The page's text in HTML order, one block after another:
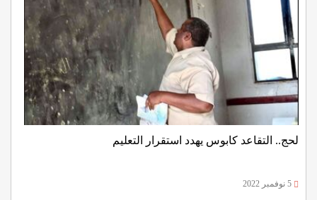
لحج.. التقاعد كابوس يهدد استقرار التعليم